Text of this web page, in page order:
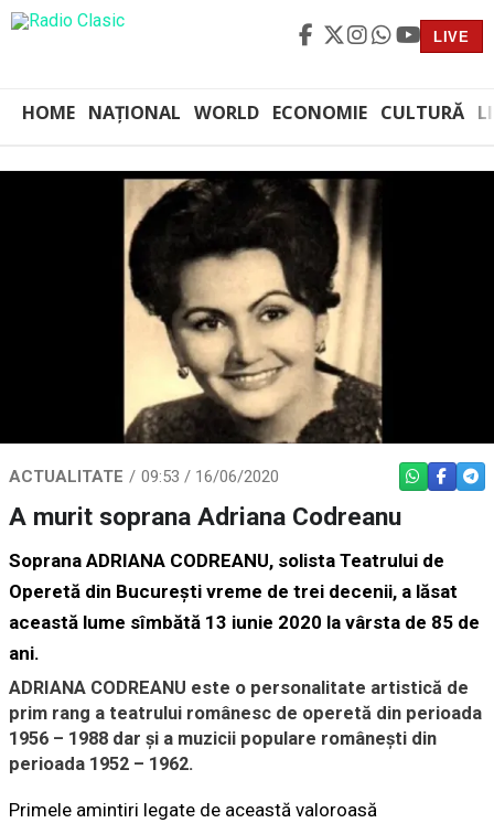
LIVE
HOME NAȚIONAL WORLD ECONOMIE CULTURĂ
ACTUALITATE 09:53 / 16/06/2020 WHATSAPP
A murit soprana Adriana Codreanu
Soprana ADRIANA CODREANU, solista Teatrului de
Operetă din București vreme de trei decenii, a lăsat
această lume sîmbătă 13 iunie 2020 la vârsta de 85 de
ani.
ADRIANA CODREANU este o personalitate artistică de
prim rang a teatrului românesc de operetă din perioada
1956 – 1988 dar și a muzicii populare românești din
perioada 1952 – 1962.
Primele amintiri legate de această valoroasă